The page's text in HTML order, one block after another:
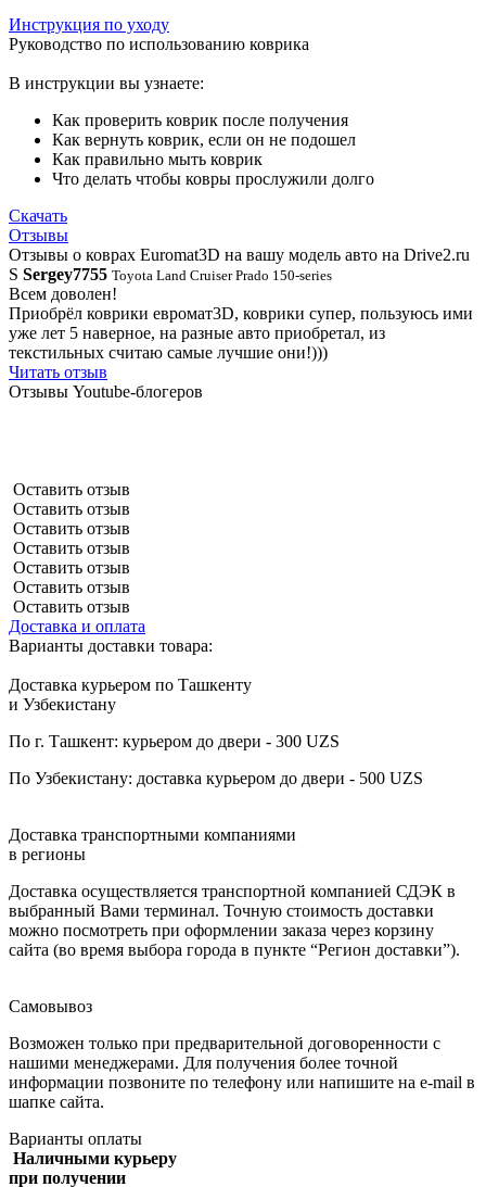
Инструкция по уходу
Руководство по использованию коврика
В инструкции вы узнаете:
Как проверить коврик после получения
Как вернуть коврик, если он не подошел
Как правильно мыть коврик
Что делать чтобы ковры прослужили долго
Скачать
Отзывы
Отзывы о коврах Euromat3D на вашу модель авто на Drive2.ru
S Sergey7755 Toyota Land Cruiser Prado 150-series
Всем доволен!
Приобрёл коврики евромат3D, коврики супер, пользуюсь ими
уже лет 5 наверное, на разные авто приобретал, из
текстильных считаю самые лучшие они!)))
Читать отзыв
Отзывы Youtube-блогеров
Оставить отзыв
Оставить отзыв
Оставить отзыв
Оставить отзыв
Оставить отзыв
Оставить отзыв
Оставить отзыв
Доставка и оплата
Варианты доставки товара:
Доставка курьером по Ташкенту
и Узбекистану
По г. Ташкент: курьером до двери - 300 UZS
По Узбекистану: доставка курьером до двери - 500 UZS
Доставка транспортными компаниями
в регионы
Доставка осуществляется транспортной компанией СДЭК в
выбранный Вами терминал. Точную стоимость доставки
можно посмотреть при оформлении заказа через корзину
сайта (во время выбора города в пункте “Регион доставки”).
Самовывоз
Возможен только при предварительной договоренности с
нашими менеджерами. Для получения более точной
информации позвоните по телефону или напишите на e-mail в
шапке сайта.
Варианты оплаты
Наличными курьеру
при получении